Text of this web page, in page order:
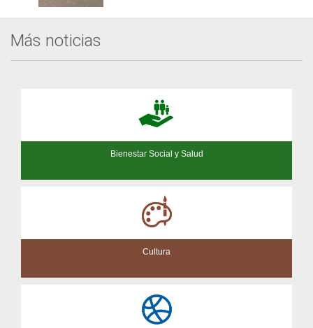
Más noticias
Bienestar Social y Salud
Cultura